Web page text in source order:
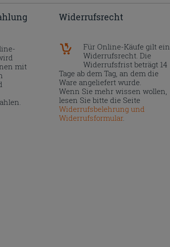
mit
Widerrufsrecht
Für Online-Käufe gilt ein
Widerrufsrecht. Die
Widerrufsfrist beträgt 14
Tage ab dem Tag, an dem die
Ware angeliefert wurde.
Wenn Sie mehr wissen wollen,
lesen Sie bitte die Seite
Widerrufsbelehrung und
Widerrufsformular.